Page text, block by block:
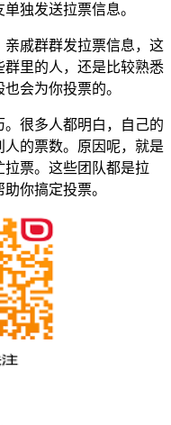
独发送拉票信息。
戚群群发拉票信息，这
里的人，还是比较熟悉
会为你投票的。
很多人都明白，自己的
的票数。原因呢，就是
拉票。这些团队都是拉
你搞定投票。